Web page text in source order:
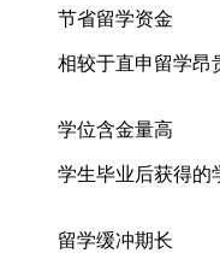
节省留学资金
相较于直申留学昂
学位含金量高
学生毕业后获得的
留学缓冲期长